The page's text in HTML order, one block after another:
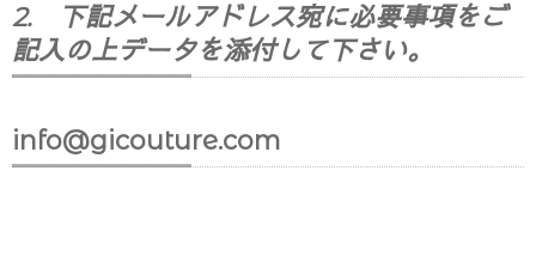
2. 下記メールアドレス宛に必要事項をご
記入の上データを添付して下さい。
info@gicouture.com